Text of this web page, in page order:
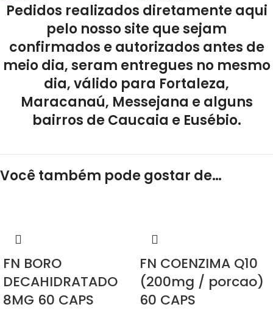
Pedidos realizados diretamente aqui
pelo nosso site que sejam
confirmados e autorizados antes de
meio dia, seram entregues no mesmo
dia, válido para Fortaleza,
Maracanaú, Messejana e alguns
bairros de Caucaia e Eusébio.
Você também pode gostar de…
FN BORO
DECAHIDRATADO
8MG 60 CAPS
FN COENZIMA Q10
(200mg / porcao)
60 CAPS